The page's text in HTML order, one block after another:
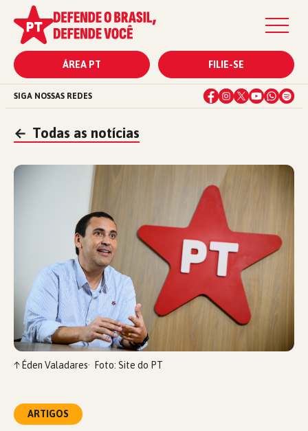
ÁREA PT FILIE-SE
SIGA NOSSAS REDES
← Todas as notícias
ARTIGOS
↑Éden Valadares Foto: Site do PT